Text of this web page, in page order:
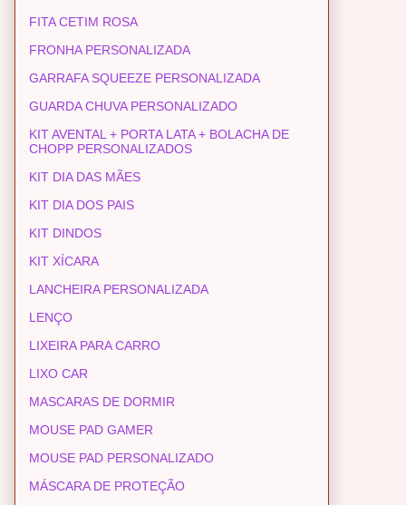
FITA CETIM ROSA
FRONHA PERSONALIZADA
GARRAFA SQUEEZE PERSONALIZADA
GUARDA CHUVA PERSONALIZADO
KIT AVENTAL + PORTA LATA + BOLACHA DE
CHOPP PERSONALIZADOS
KIT DIA DAS MÃES
KIT DIA DOS PAIS
KIT DINDOS
KIT XÍCARA
LANCHEIRA PERSONALIZADA
LENÇO
LIXEIRA PARA CARRO
LIXO CAR
MASCARAS DE DORMIR
MOUSE PAD GAMER
MOUSE PAD PERSONALIZADO
MÁSCARA DE PROTEÇÃO